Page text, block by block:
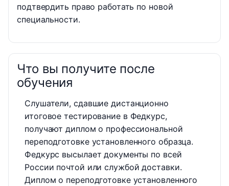
подтвердить право работать по новой
специальности.
Что вы получите после
обучения
Слушатели, сдавшие дистанционно
итоговое тестирование в Федкурс,
получают диплом о профессиональной
переподготовке установленного образца.
Федкурс высылает документы по всей
России почтой или службой доставки.
Диплом о переподготовке установленного